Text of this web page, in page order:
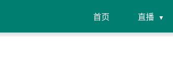
首页 直播